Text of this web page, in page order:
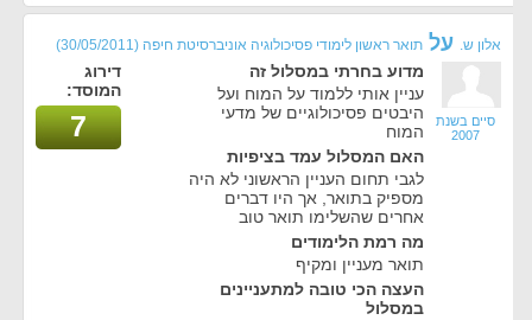
אלון ש. על תואר ראשון לימודי פסיכולוגיה אוניברסיטת חיפה (30/05/2011)
סיים בשנת
2007
מדוע בחרתי במסלול זה
עניין אותי ללמוד על המוח ועל
היבטים פסיכולוגיים של מדעי
המוח
האם המסלול עמד בציפיות
לגבי תחום העניין הראשוני לא היה
מספיק בתואר, אך היו דברים
אחרים שהשלימו תואר טוב
מה רמת הלימודים
תואר מעניין ומקיף
העצה הכי טובה למתעניינים
במסלול
דירוג
המוסד:
7